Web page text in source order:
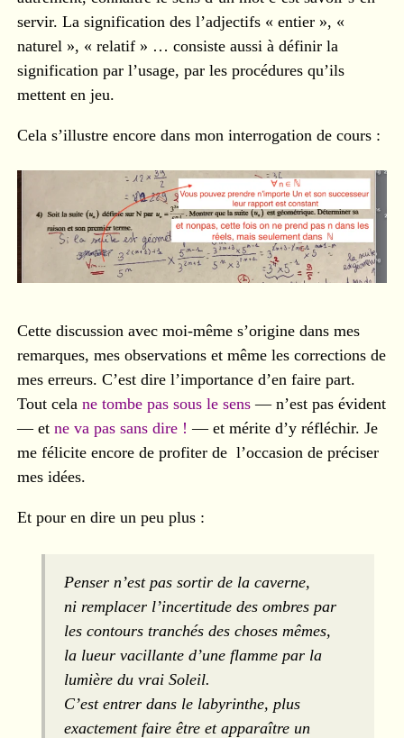
servir. La signification des l’adjectifs « entier », «
naturel », « relatif » … consiste aussi à définir la
signification par l’usage, par les procédures qu’ils
mettent en jeu.
Cela s’illustre encore dans mon interrogation de cours :
Cette discussion avec moi-même s’origine dans mes
remarques, mes observations et même les corrections de
mes erreurs. C’est dire l’importance d’en faire part.
Tout cela ne tombe pas sous le sens— n’est pas évident
— et ne va pas sans dire ! — et mérite d’y réfléchir. Je
me félicite encore de profiter de l’occasion de préciser
mes idées.
Et pour en dire un peu plus :
Penser n’est pas sortir de la caverne,
ni remplacer l’incertitude des ombres par
les contours tranchés des choses mêmes,
la lueur vacillante d’une flamme par la
lumière du vrai Soleil.
C’est entrer dans le labyrinthe, plus
exactement faire être et apparaître un